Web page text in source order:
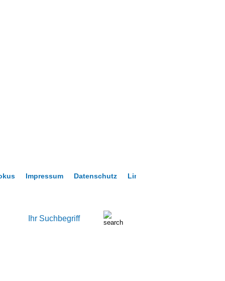
Impressum Datenschutz Links